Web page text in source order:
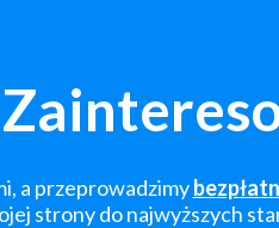
a przeprowadzimy
strony do najwyższych